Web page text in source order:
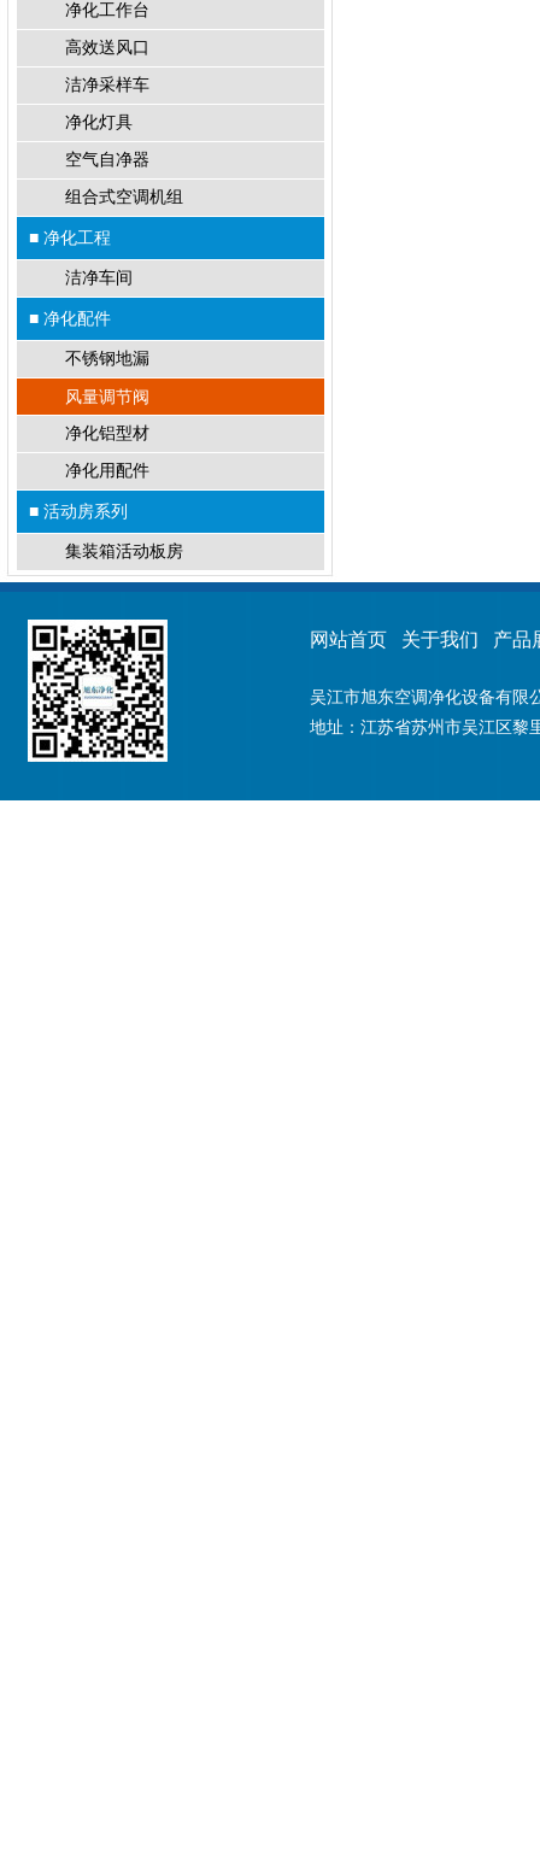
净化工作台
高效送风口
洁净采样车
净化灯具
空气自净器
组合式空调机组
■ 净化工程
洁净车间
■ 净化配件
不锈钢地漏
风量调节阀
净化铝型材
净化用配件
■ 活动房系列
集装箱活动板房
网站首页 关于我们 产品
吴江市旭东空调净化设备有
地址：江苏省苏州市吴江区黎